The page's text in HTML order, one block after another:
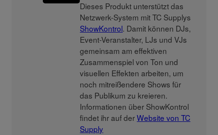
Dieses Produkt unterstützt das
Netzwerk-System mit TC Supplys
ShowKontrol. Damit können DJs,
Event-Veranstalter, LJs und VJs
gemeinsam am effektiven
Zusammenspiel von Ton und
visuellen Effekten arbeiten, um
noch mitreißendere Shows für
das Publikum zu kreieren.
Informationen über ShowKontrol
findet ihr auf derWebsite von TC
Supply